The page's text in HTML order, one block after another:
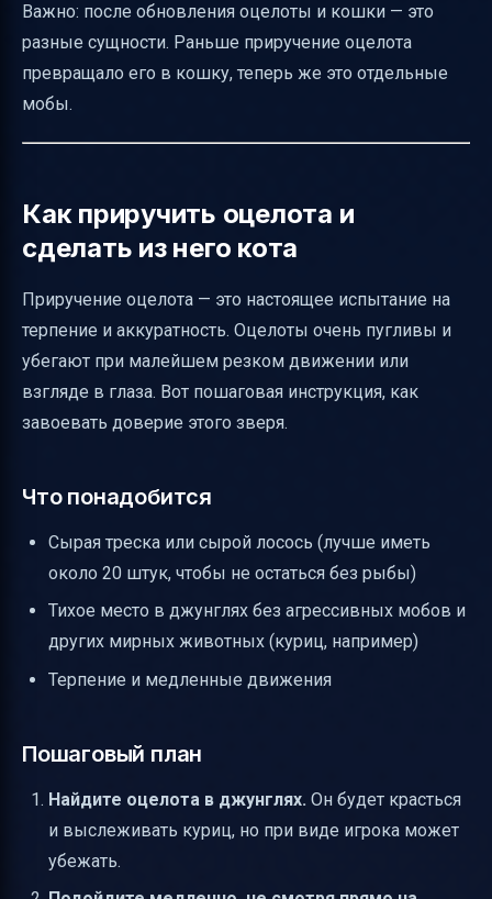
Важно: после обновления оцелоты и кошки — это
разные сущности. Раньше приручение оцелота
превращало его в кошку, теперь же это отдельные
мобы.
Как приручить оцелота и
сделать из него кота
Приручение оцелота — это настоящее испытание на
терпение и аккуратность. Оцелоты очень пугливы и
убегают при малейшем резком движении или
взгляде в глаза. Вот пошаговая инструкция, как
завоевать доверие этого зверя.
Что понадобится
Сырая треска или сырой лосось (лучше иметь
около 20 штук, чтобы не остаться без рыбы)
Тихое место в джунглях без агрессивных мобов и
других мирных животных (куриц, например)
Терпение и медленные движения
Пошаговый план
Найдите оцелота в джунглях. Он будет красться
и выслеживать куриц, но при виде игрока может
убежать.